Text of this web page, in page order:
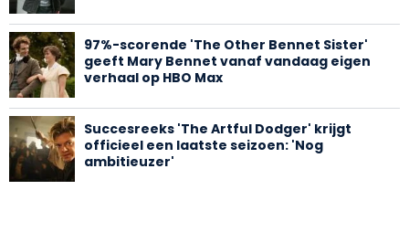
97%-scorende 'The Other Bennet Sister'
geeft Mary Bennet vanaf vandaag eigen
verhaal op HBO Max
Succesreeks 'The Artful Dodger' krijgt
officieel een laatste seizoen: 'Nog
ambitieuzer'